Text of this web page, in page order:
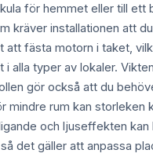
för hemmet eller till ett
kräver installationen att
att fästa motorn i taket,
i alla typer av lokaler.
gör också att du
mindre rum kan storleken
och ljuseffekten kan
det gäller att anpassa